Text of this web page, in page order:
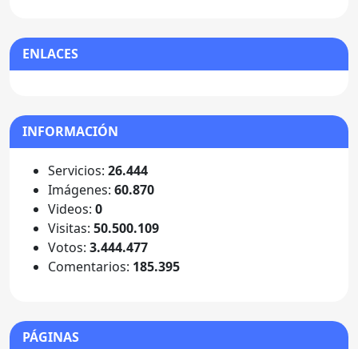
ENLACES
INFORMACIÓN
Servicios: 26.444
Imágenes: 60.870
Videos: 0
Visitas: 50.500.109
Votos: 3.444.477
Comentarios: 185.395
PÁGINAS